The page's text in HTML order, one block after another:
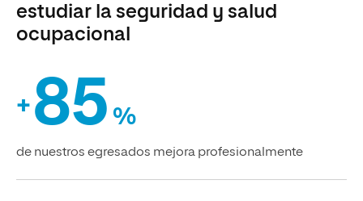
estudiar la seguridad y salud
ocupacional
+ 85 %
de nuestros egresados mejora profesionalmente